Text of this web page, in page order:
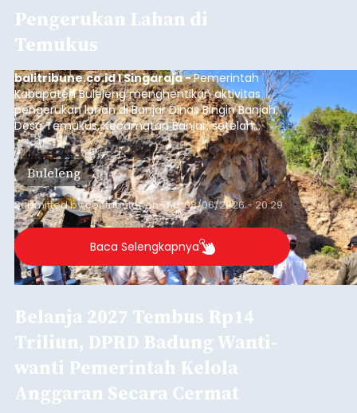
Pengerukan Lahan di
Temukus
balitribune.co.id I Singaraja -Pemerintah
Kabupaten Buleleng menghentikan aktivitas
pengerukan lahan di Banjar Dinas Bingin Banjah,
Desa Temukus, Kecamatan Banjar, setelah
ditemukan indikasi kegiatan pengambilan
material yang tidak sesuai dengan peruntukan
kawasan.
Buleleng
Submitted bycontributoronThu, 08/06/2026 - 20:29
Baca Selengkapnya
Belanja 2027 Tembus Rp14
Triliun, DPRD Badung Wanti-
wanti Pemerintah Kelola
Anggaran Secara Cermat